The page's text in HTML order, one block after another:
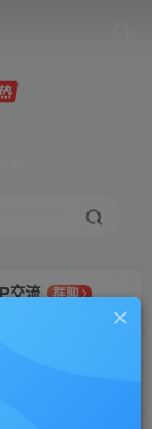
交流
群聊
研究探讨更多创业项目路子。
站长